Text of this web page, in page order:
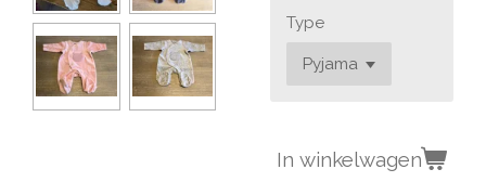
Type
In winkelwagen